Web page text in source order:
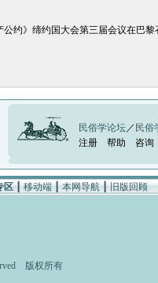
公约》缔约国大会第三届会议在巴黎
民俗学论坛／ 民俗
注册
帮助 咨询
区┃移动端┃本网导航┃旧版回顾
版权所有